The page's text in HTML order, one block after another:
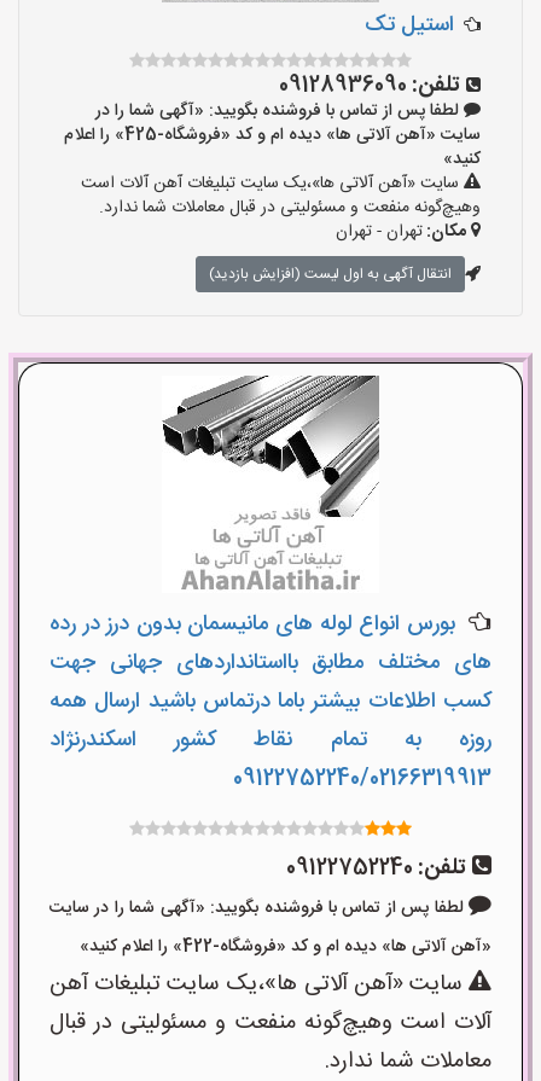
استیل تک
تلفن: 09128936090
لطفا پس از تماس با فروشنده بگویید: «آگهی شما را در
سایت «آهن آلاتی ها» دیده ام و کد «فروشگاه-425» را اعلام
کنید»
سایت «آهن آلاتی ها»،یک سایت تبلیغات آهن آلات است
وهیچ‌گونه منفعت و مسئولیتی در قبال معاملات شما ندارد.
مکان:تهران - تهران
انتقال آگهی به اول لیست (افزایش بازدید)
بورس انواع لوله های مانیسمان بدون درز در رده
های مختلف مطابق بااستانداردهای جهانی جهت
کسب اطلاعات بیشتر باما درتماس باشید ارسال همه
روزه به تمام نقاط کشور اسکندرنژاد
09122752240/02166319913
تلفن: 09122752240
لطفا پس از تماس با فروشنده بگویید: «آگهی شما را در سایت
«آهن آلاتی ها» دیده ام و کد «فروشگاه-422» را اعلام کنید»
سایت «آهن آلاتی ها»،یک سایت تبلیغات آهن
آلات است وهیچ‌گونه منفعت و مسئولیتی در قبال
معاملات شما ندارد.